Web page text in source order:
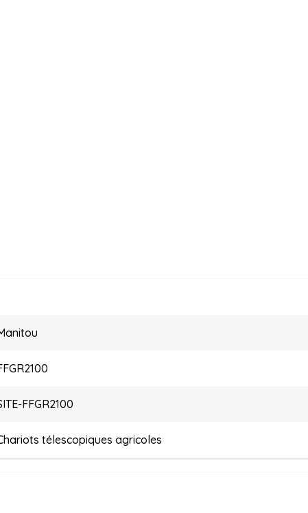
FFGR2100
télescopiques agricoles